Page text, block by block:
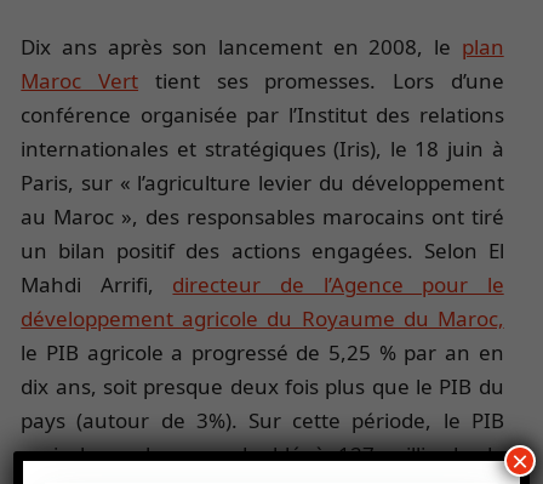
Dix ans après son lancement en 2008, le plan
Maroc Vert tient ses promesses. Lors d’une
conférence organisée par l’Institut des relations
internationales et stratégiques (Iris), le 18 juin à
Paris, sur « l’agriculture levier du développement
au Maroc », des responsables marocains ont tiré
un bilan positif des actions engagées. Selon El
Mahdi Arrifi, directeur de l’Agence pour le
développement agricole du Royaume du Maroc,
le PIB agricole a progressé de 5,25 % par an en
dix ans, soit presque deux fois plus que le PIB du
pays (autour de 3%). Sur cette période, le PIB
agricole a plus que doublé à 127 milliards de ×